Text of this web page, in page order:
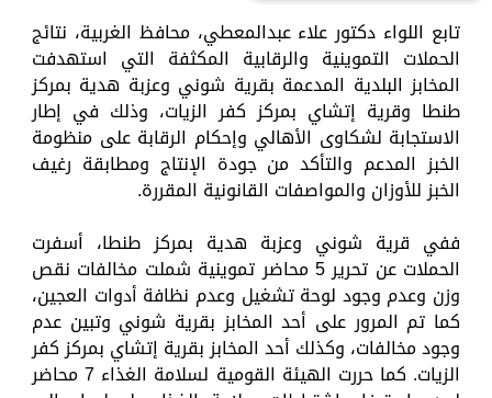
تابع اللواء دكتور علاء عبدالمعطي، محافظ الغربية، نتائج
الحملات التموينية والرقابية المكثفة التي استهدفت
المخابز البلدية المدعمة بقرية شوني وعزبة هدية بمركز
طنطا وقرية إتشاي بمركز كفر الزيات، وذلك في إطار
الاستجابة لشكاوى الأهالي وإحكام الرقابة على منظومة
الخبز المدعم والتأكد من جودة الإنتاج ومطابقة رغيف
الخبز للأوزان والمواصفات القانونية المقررة.
ففي قرية شوني وعزبة هدية بمركز طنطا، أسفرت
الحملات عن تحرير 5 محاضر تموينية شملت مخالفات نقص
وزن وعدم وجود لوحة تشغيل وعدم نظافة أدوات العجين،
كما تم المرور على أحد المخابز بقرية شوني وتبين عدم
وجود مخالفات، وكذلك أحد المخابز بقرية إتشاي بمركز كفر
الزيات. كما حررت الهيئة القومية لسلامة الغذاء 7 محاضر